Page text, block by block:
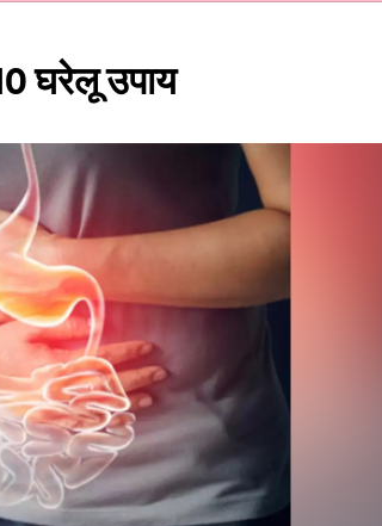
घरेलू उपाय